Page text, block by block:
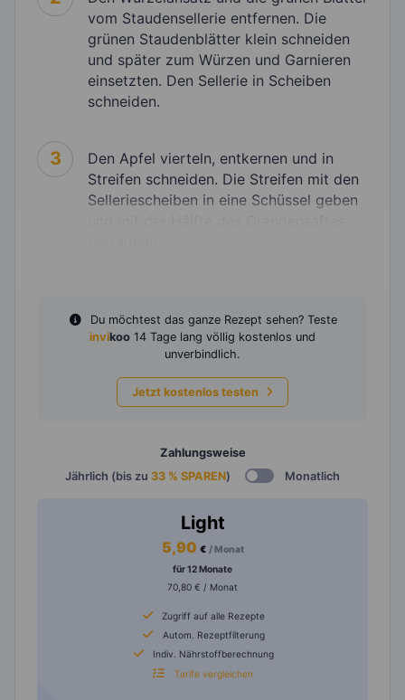
vom Staudensellerie entfernen. Die
grünen Staudenblätter klein schneiden
und später zum Würzen und Garnieren
einsetzten. Den Sellerie in Scheiben
schneiden.
3
Den Apfel vierteln, entkernen und in
Streifen schneiden. Die Streifen mit den
Selleriescheiben in eine Schüssel geben
Du möchtest das ganze Rezept sehen? Teste
invikoo 14 Tage lang völlig kostenlos und
unverbindlich.
Jetzt kostenlos testen
Zahlungsweise
Jährlich (bis zu 33 % SPAREN) Monatlich
Light
5,90 € / Monat
für 12 Monate
70,80 € / Monat
Zugriff auf alle Rezepte
Autom. Rezeptfilterung
Indiv. Nährstoffberechnung
Tarife vergleichen